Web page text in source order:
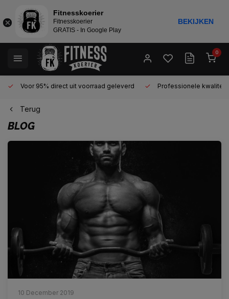
0
Voor 95% direct uit voorraad geleverd Professionele kwaliteit
Terug
BLOG
10 December 2019
Fitnesskoerier
Fitnesskoerier
GRATIS - In Google Play
BEKIJKEN